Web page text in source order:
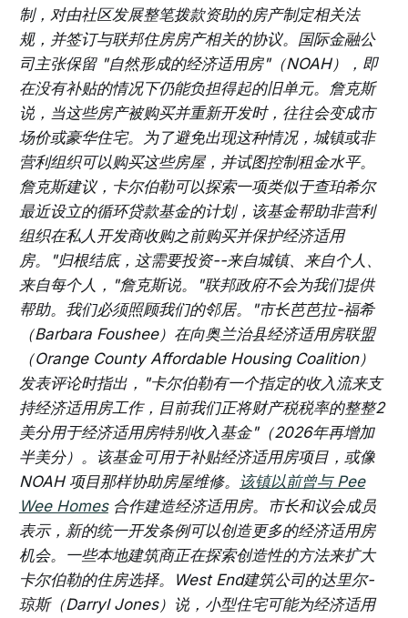
制，对由社区发展整笔拨款资助的房产制定相关法
规，并签订与联邦住房房产相关的协议。国际金融公
司主张保留 "自然形成的经济适用房"（NOAH），即
在没有补贴的情况下仍能负担得起的旧单元。詹克斯
说，当这些房产被购买并重新开发时，往往会变成市
场价或豪华住宅。为了避免出现这种情况，城镇或非
营利组织可以购买这些房屋，并试图控制租金水平。
詹克斯建议，卡尔伯勒可以探索一项类似于查珀希尔
最近设立的循环贷款基金的计划，该基金帮助非营利
组织在私人开发商收购之前购买并保护经济适用
房。"归根结底，这需要投资--来自城镇、来自个人、
来自每个人，"詹克斯说。"联邦政府不会为我们提供
帮助。我们必须照顾我们的邻居。"市长芭芭拉-福希
（Barbara Foushee）在向奥兰治县经济适用房联盟
（Orange County Affordable Housing Coalition）
发表评论时指出，"卡尔伯勒有一个指定的收入流来支
持经济适用房工作，目前我们正将财产税税率的整整2
美分用于经济适用房特别收入基金"（2026年再增加
半美分）。该基金可用于补贴经济适用房项目，或像
NOAH 项目那样协助房屋维修。
该镇以前曾与 Pee
Wee Homes合作建造经济适用房。市长和议会成员
表示，新的统一开发条例可以创造更多的经济适用房
机会。一些本地建筑商正在探索创造性的方法来扩大
卡尔伯勒的住房选择。West End建筑公司的达里尔-
琼斯（Darryl Jones）说，小型住宅可能为经济适用